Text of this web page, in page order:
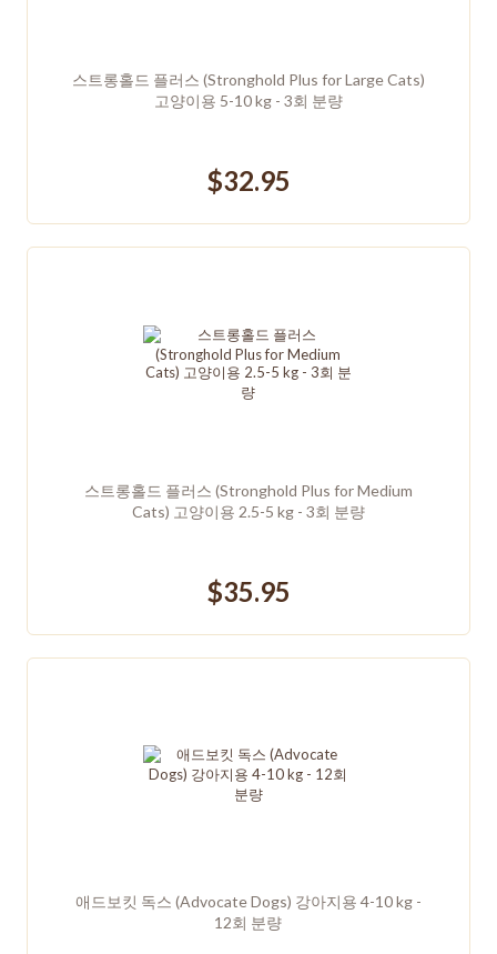
스트롱홀드 플러스 (Stronghold Plus for Large Cats)
고양이용 5-10 kg - 3회 분량
$32.95
스트롱홀드 플러스 (Stronghold Plus for Medium
Cats) 고양이용 2.5-5 kg - 3회 분량
$35.95
애드보킷 독스 (Advocate Dogs) 강아지용 4-10 kg -
12회 분량